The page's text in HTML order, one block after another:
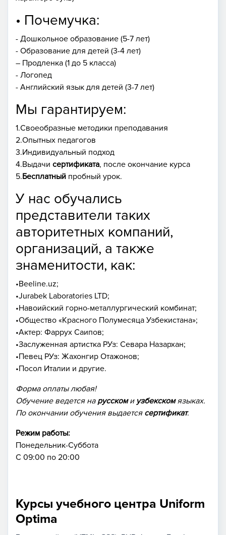
• Почемучка:
- Дошкольное образование (5-7 лет)
- Образование для детей (3-4 лет)
– Продленка (1 до 5 класса)
- Логопед
- Английский язык для детей (3-7 лет)
Мы гарантируем:
1.Своеобразные методики преподавания
2.Опытных педагогов
3.Индивидуальный подход
4.Выдачи сертификата, после окончание курса
5.Бесплатный пробный урок.
У нас обучались
представители таких
авторитетных компаний,
организаций, а также
знаменитости, как:
•Beeline.uz;
•Jurabek Laboratories LTD;
•Навоийский горно-металлургический комбинат;
•Общество «Красного Полумесяца Узбекистана»;
•Актер: Фаррух Саипов;
•Заслуженная артистка РУз: Севара Назархан;
•Певец РУз: Жахонгир Отажонов;
•Посол Италии и другие.
Форма оплаты любая!
Обучение ведется на русском и узбекском языках.
По окончании обучения выдается сертификат.
Режим работы:
Понедельник-Суббота
С 09:00 по 20:00
Курсы учебного центра Uniform
Optima